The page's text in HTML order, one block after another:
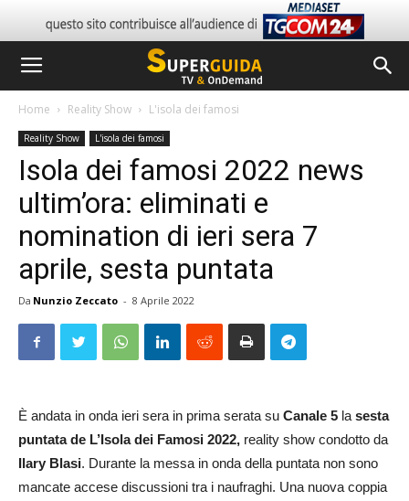
Home Reality Show L'isola dei famosi
Reality Show L'isola dei famosi
Isola dei famosi 2022 news
ultim’ora: eliminati e
nomination di ieri sera 7
aprile, sesta puntata
Da Nunzio Zeccato - 8 Aprile 2022
È andata in onda ieri sera in prima serata su Canale 5 la sesta
puntata de L’Isola dei Famosi 2022, reality show condotto da
Ilary Blasi. Durante la messa in onda della puntata non sono
mancate accese discussioni tra i naufraghi. Una nuova coppia